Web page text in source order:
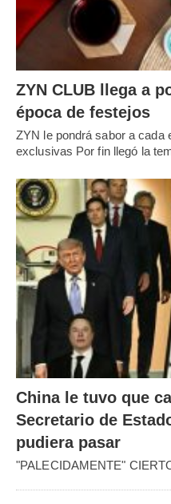
ZYN CLUB llega a
época de festejos
ZYN le pondrá sabor a cada
exclusivas Por fin llegó la
China le tuvo que
Secretario de
pudiera pasar
"PALECIDAMENTE"